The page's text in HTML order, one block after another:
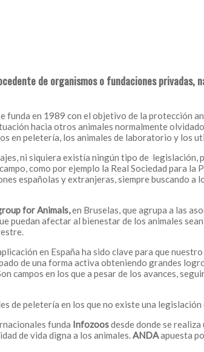
de organismos o fundaciones privadas,
en 1989 con el objetivo de la protección
hacia otros animales normalmente
en peletería, los animales de laboratorio y los
ni siquiera existía ningún tipo de
como por ejemplo la Real Sociedad para la
españolas y extranjeras, siempre buscando a
for Animals,en Bruselas, que agrupa a las
puedan afectar al bienestar de los animales
en España ha sido clave para que
de una forma activa obteniendo grandes
en los que a pesar de los avances,
de peletería en los que no existe una
funda Infozoosdesde donde se
de vida digna a los animales.ANDAapuesta